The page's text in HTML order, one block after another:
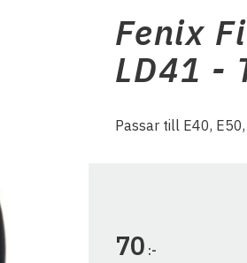
Fenix
LD41 -
Passar till E40,
70 :-